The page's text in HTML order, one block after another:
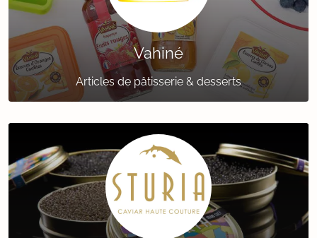
Vahiné
Articles de pâtisserie & desserts